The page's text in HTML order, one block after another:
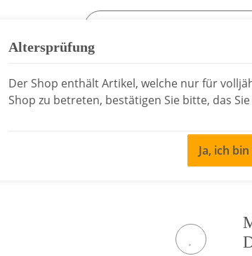
MAGNUM Ried LAMM
Altersprüfung
Der Shop enthält Artikel, welche nur für
Shop zu betreten, bestätigen Sie bitte, das
Ja, ich